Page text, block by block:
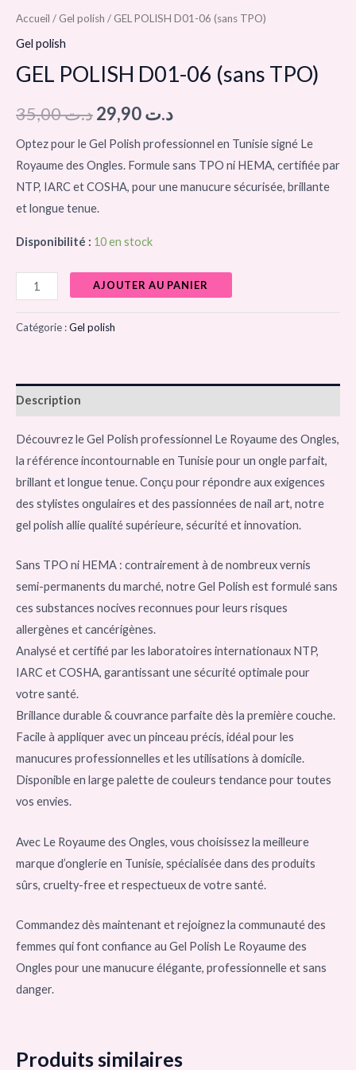
Accueil / Gel polish / GEL POLISH D01-06 (sans TPO)
Gel polish
GEL POLISH D01-06 (sans TPO)
د.ت35,00 د.ت
Optez pour le Gel Polish professionnel en Tunisie signé Le
Royaume des Ongles. Formule sans TPO ni HEMA, certifiée par
NTP, IARC et COSHA, pour une manucure sécurisée, brillante
et longue tenue.
Disponibilité : 10 en stock
AJOUTER AU PANIER
Catégorie :Gel polish
Description
Découvrez le Gel Polish professionnel Le Royaume des Ongles,
la référence incontournable en Tunisie pour un ongle parfait,
brillant et longue tenue. Conçu pour répondre aux exigences
des stylistes ongulaires et des passionnées de nail art, notre
gel polish allie qualité supérieure, sécurité et innovation.
Sans TPO ni HEMA : contrairement à de nombreux vernis
semi-permanents du marché, notre Gel Polish est formulé sans
ces substances nocives reconnues pour leurs risques
allergènes et cancérigènes.
Analysé et certifié par les laboratoires internationaux NTP,
IARC et COSHA, garantissant une sécurité optimale pour
votre santé.
Brillance durable & couvrance parfaite dès la première couche.
Facile à appliquer avec un pinceau précis, idéal pour les
manucures professionnelles et les utilisations à domicile.
Disponible en large palette de couleurs tendance pour toutes
vos envies.
Avec Le Royaume des Ongles, vous choisissez la meilleure
marque d’onglerie en Tunisie, spécialisée dans des produits
sûrs, cruelty-free et respectueux de votre santé.
Commandez dès maintenant et rejoignez la communauté des
femmes qui font confiance au Gel Polish Le Royaume des
Ongles pour une manucure élégante, professionnelle et sans
danger.
Produits similaires